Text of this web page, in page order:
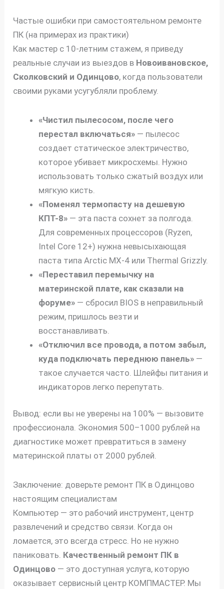
Частые ошибки при самостоятельном ремонте
ПК (на примерах из практики)
Как мастер с 10-летним стажем, я приведу
реальные случаи из выездов в Новоивановское,
Сколковский и Одинцово, когда пользователи
своими руками усугубляли проблему.
«Чистил пылесосом, после чего
перестал включаться» — пылесос
создает статическое электричество,
которое убивает микросхемы. Нужно
использовать только сжатый воздух или
мягкую кисть.
«Поменял термопасту на дешевую
КПТ-8» — эта паста сохнет за полгода.
Для современных процессоров (Ryzen,
Intel Core 12+) нужна невысыхающая
паста типа Arctic MX-4 или Thermal Grizzly.
«Переставил перемычку на
материнской плате, как сказали на
форуме» — сбросил BIOS в неправильный
режим, пришлось везти и
восстанавливать.
«Отключил все провода, а потом забыл,
куда подключать переднюю панель» —
такое случается часто. Шлейфы питания и
индикаторов легко перепутать.
Вывод: если вы не уверены на 100% — вызовите
профессионала. Экономия 500–1000 рублей на
диагностике может превратиться в замену
материнской платы от 2000 рублей.
Заключение: доверьте ремонт ПК в Одинцово
настоящим специалистам
Компьютер — это рабочий инструмент, центр
развлечений и средство связи. Когда он
ломается, это всегда стресс. Но не нужно
паниковать. Качественный ремонт ПК в
Одинцово — это доступная услуга, которую
оказывает сервисный центр КОМПМАСТЕР. Мы